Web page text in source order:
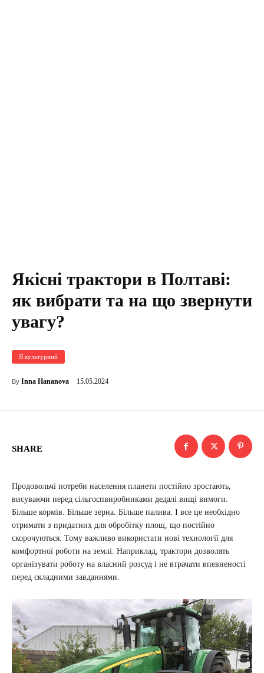
Якісні трактори в Полтаві:
як вибрати та на що звернути
увагу?
Я культурний
By Inna Hananova 15.05.2024
SHARE
Продовольчі потреби населення планети постійно зростають,
висуваючи перед сільгоспвиробниками дедалі вищі вимоги.
Більше кормів. Більше зерна. Більше палива. І все це необхідно
отримати з придатних для обробітку площ, що постійно
скорочуються. Тому важливо використати нові технології для
комфортної роботи на землі. Наприклад, трактори дозволять
організувати роботу на власний розсуд і не втрачати впевненості
перед складними завданнями.